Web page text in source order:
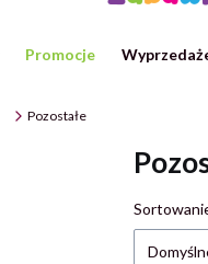
Promocje
Pozostałe
Lista